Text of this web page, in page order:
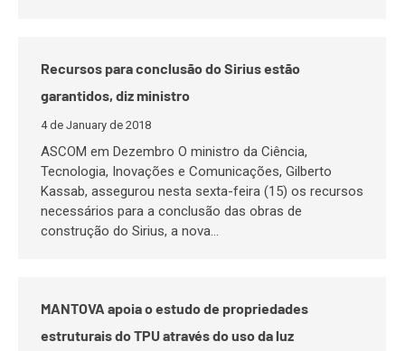
Recursos para conclusão do Sirius estão
garantidos, diz ministro
4 de January de 2018
ASCOM em Dezembro O ministro da Ciência,
Tecnologia, Inovações e Comunicações, Gilberto
Kassab, assegurou nesta sexta-feira (15) os recursos
necessários para a conclusão das obras de
construção do Sirius, a nova…
MANTOVA apoia o estudo de propriedades
estruturais do TPU através do uso da luz